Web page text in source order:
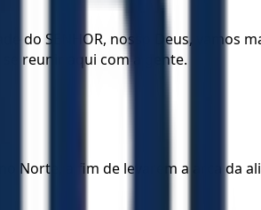
do SENHOR, nosso Deus, vamos
reunir aqui com a gente.
Norte, a fim de levarem a arca da